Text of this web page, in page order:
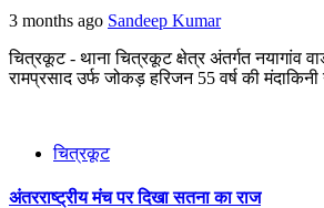
3 months ago Sandeep Kumar
चित्रकूट - थाना चित्रकूट क्षेत्र अंतर्गत नयागांव
रामप्रसाद उर्फ जोकड़ हरिजन 55 वर्ष की मंदाकिनी
चित्रकूट
अंतरराष्ट्रीय मंच पर दिखा सतना का राज